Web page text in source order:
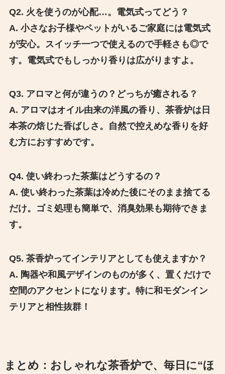
Q2. 火を使うのが心配…。電気式ってどう？
A. 小さなお子様やペットがいるご家庭には電気式
が安心。スイッチ一つで使えるので手軽さも◎で
す。電気式でもしっかり香りは広がりますよ。
Q3. アロマと何が違うの？どっちが癒される？
A. アロマはオイル由来の洋風の香り、茶香炉は日
本茶の焙じた香ばしさ。自然で控えめな香りを好
む方におすすめです。
Q4. 使い終わった茶葉はどうするの？
A. 使い終わった茶葉は冷めた後にそのまま捨てる
だけ。ゴミ処理も簡単で、消臭効果も期待できま
す。
Q5. 茶香炉ってインテリアとしても使えますか？
A. 陶器や和風デザインのものが多く、置くだけで
空間のアクセントになります。特に和モダンイン
テリアと相性抜群！
まとめ：おしゃれな茶香炉で、毎日に“ほ